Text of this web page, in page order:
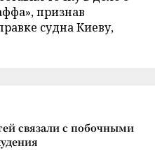
признав
судна Киеву,
связали с побочными